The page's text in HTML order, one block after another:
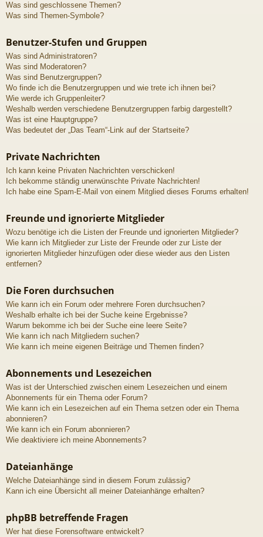
Was sind geschlossene Themen?
Was sind Themen-Symbole?
Benutzer-Stufen und Gruppen
Was sind Administratoren?
Was sind Moderatoren?
Was sind Benutzergruppen?
Wo finde ich die Benutzergruppen und wie trete ich ihnen bei?
Wie werde ich Gruppenleiter?
Weshalb werden verschiedene Benutzergruppen farbig dargestellt?
Was ist eine Hauptgruppe?
Was bedeutet der „Das Team“-Link auf der Startseite?
Private Nachrichten
Ich kann keine Privaten Nachrichten verschicken!
Ich bekomme ständig unerwünschte Private Nachrichten!
Ich habe eine Spam-E-Mail von einem Mitglied dieses Forums erhalten!
Freunde und ignorierte Mitglieder
Wozu benötige ich die Listen der Freunde und ignorierten Mitglieder?
Wie kann ich Mitglieder zur Liste der Freunde oder zur Liste der
ignorierten Mitglieder hinzufügen oder diese wieder aus den Listen
entfernen?
Die Foren durchsuchen
Wie kann ich ein Forum oder mehrere Foren durchsuchen?
Weshalb erhalte ich bei der Suche keine Ergebnisse?
Warum bekomme ich bei der Suche eine leere Seite?
Wie kann ich nach Mitgliedern suchen?
Wie kann ich meine eigenen Beiträge und Themen finden?
Abonnements und Lesezeichen
Was ist der Unterschied zwischen einem Lesezeichen und einem
Abonnements für ein Thema oder Forum?
Wie kann ich ein Lesezeichen auf ein Thema setzen oder ein Thema
abonnieren?
Wie kann ich ein Forum abonnieren?
Wie deaktiviere ich meine Abonnements?
Dateianhänge
Welche Dateianhänge sind in diesem Forum zulässig?
Kann ich eine Übersicht all meiner Dateianhänge erhalten?
phpBB betreffende Fragen
Wer hat diese Forensoftware entwickelt?